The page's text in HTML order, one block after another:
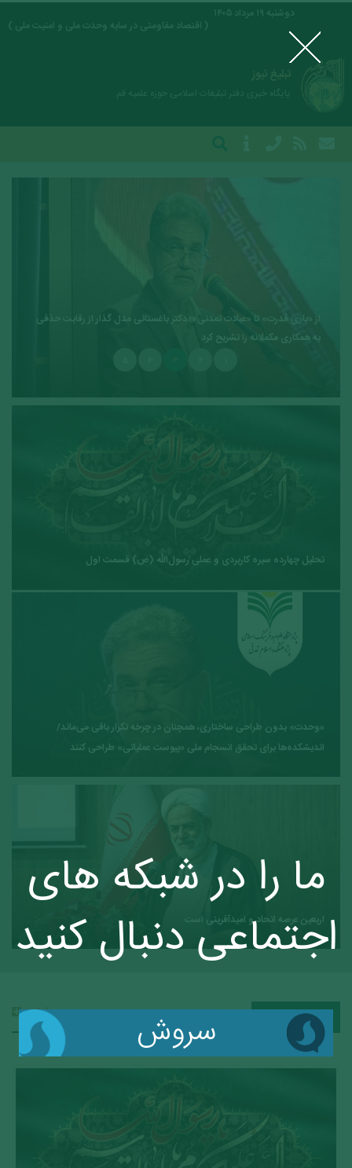
ما را در شبکه های
اجتماعی دنبال کنید
سروش
از «بازی قدرت» تا «عبادت تمدنی»؛ دکتر باغستانی مدل گذار از رقابت حذفی
به همکاری مکملانه را تشریح کرد
تحلیل چهارده سیره کاربردی و عملی رسول‌الله (ص) قسمت اول
«وحدت» بدون طراحی ساختاری، همچنان در چرخه تکرار باقی می‌ماند/
اندیشکده‌ها برای تحقق انسجام ملی «پیوست عملیاتی» طراحی کنند
اربعین عرصه اتحاد و امیدآفرینی است
فرهنگی تبلیغی آرشیو